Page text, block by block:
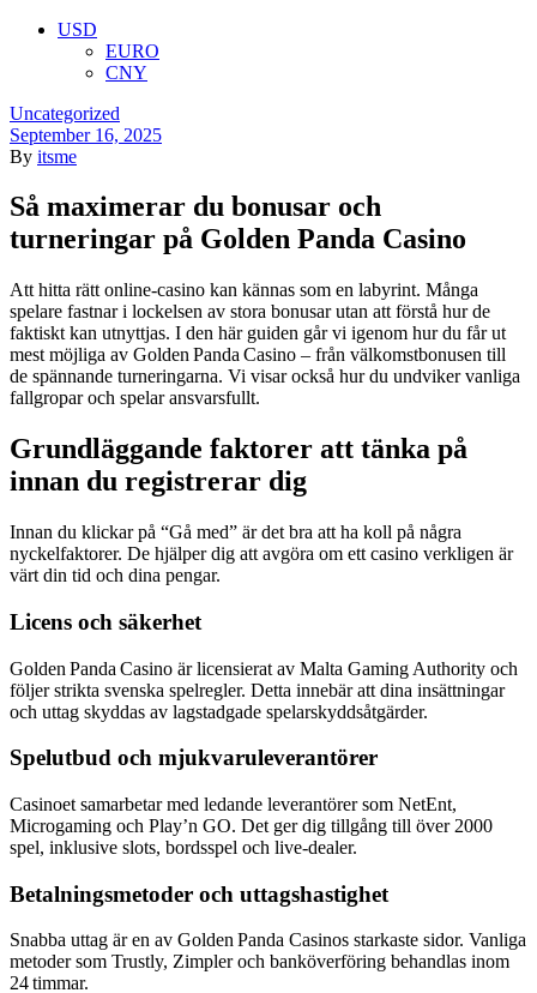
Menu
USD
EURO
CNY
Categories
Uncategorized
September 16, 2025
By itsme
Så maximerar du bonusar och
turneringar på Golden Panda Casino
Att hitta rätt online‑casino kan kännas som en labyrint. Många
spelare fastnar i lockelsen av stora bonusar utan att förstå hur de
faktiskt kan utnyttjas. I den här guiden går vi igenom hur du får ut
mest möjliga av Golden Panda Casino – från välkomstbonusen till
de spännande turneringarna. Vi visar också hur du undviker vanliga
fallgropar och spelar ansvarsfullt.
Grundläggande faktorer att tänka på
innan du registrerar dig
Innan du klickar på “Gå med” är det bra att ha koll på några
nyckelfaktorer. De hjälper dig att avgöra om ett casino verkligen är
värt din tid och dina pengar.
Licens och säkerhet
Golden Panda Casino är licensierat av Malta Gaming Authority och
följer strikta svenska spelregler. Detta innebär att dina insättningar
och uttag skyddas av lagstadgade spelarskyddsåtgärder.
Spelutbud och mjukvaruleverantörer
Casinoet samarbetar med ledande leverantörer som NetEnt,
Microgaming och Play’n GO. Det ger dig tillgång till över 2000
spel, inklusive slots, bordsspel och live‑dealer.
Betalningsmetoder och uttagshastighet
Snabba uttag är en av Golden Panda Casinos starkaste sidor. Vanliga
metoder som Trustly, Zimpler och banköverföring behandlas inom
24 timmar.